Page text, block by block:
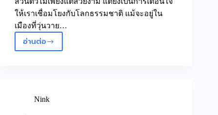
ให้เราเชื่อมโยงกับโลกธรรมชาติ แม้จะอยู่ใน
เมืองที่วุ่นวาย…
อ่านต่อตกแต่ง
วอลเปเปอร์
Nink